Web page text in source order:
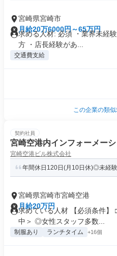
宮崎県宮崎市
月給20万6000円～65万円
求める人材: 必須 ・業界未経
方 ・店長経験があ...
交通費支給
この企業の類
契約社員
宮崎空港内インフォーメー
宮崎空港ビル株式会社
年間休日120日(月10日休)◎未経
宮崎県宮崎市宮崎空港
月給20万円
求めている人材 【必須条件】
中＞ ◎女性スタッフ多数...
制服あり ランチタイム +16個